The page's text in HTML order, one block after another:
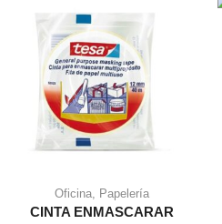
Oficina, Papelería
CINTA ENMASCARAR